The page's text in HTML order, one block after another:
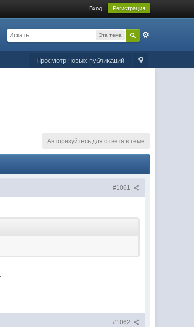
Вход Регистрация
Эта тема
Просмотр новых публикаций
Авторизуйтесь для ответа в теме
#1061
#1062